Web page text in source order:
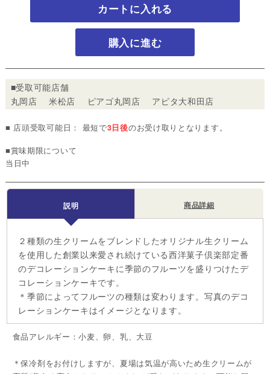
カートに入れる
購入に進む
■受取可能店舗
丸岡店 米松店 ピアゴ丸岡店 アピタ大和田店
■ 店頭受取可能日： 最短で3日後のお受け取りとなります。
■賞味期限について
当日中
説明 商品詳細
２種類の生クリームをブレンドしたオリジナル生クリーム
を使用した創業以来愛され続けている西洋菓子倶楽部定番
のデコレーションケーキに季節のフルーツを盛りつけたデ
コレーションケーキです。
＊季節によってフルーツの種類は変わります。写真のデコ
レーションケーキはイメージとなります。
食品アレルギー：小麦、卵、乳、大豆
＊保冷剤をお付けしますが、夏場は気温が高いため生クリームが